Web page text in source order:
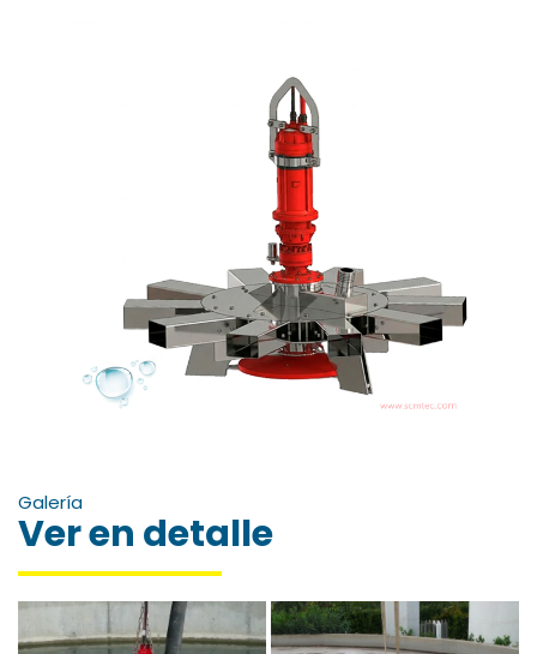
Galería
Ver en detalle